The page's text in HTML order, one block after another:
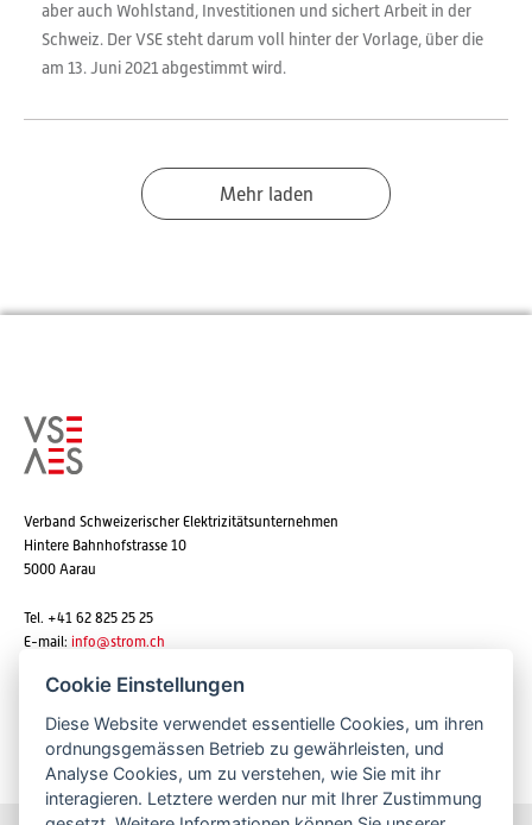
aber auch Wohlstand, Investitionen und sichert Arbeit in der
Schweiz. Der VSE steht darum voll hinter der Vorlage, über die
am 13. Juni 2021 abgestimmt wird.
Mehr laden
Verband Schweizerischer Elektrizitätsunternehmen
Hintere Bahnhofstrasse 10
5000 Aarau
Tel. +41 62 825 25 25
E-mail: info@strom.ch
Newsletter abonnieren
Cookie Einstellungen
Diese Website verwendet essentielle Cookies, um ihren
ordnungsgemässen Betrieb zu gewährleisten, und
Analyse Cookies, um zu verstehen, wie Sie mit ihr
interagieren. Letztere werden nur mit Ihrer Zustimmung